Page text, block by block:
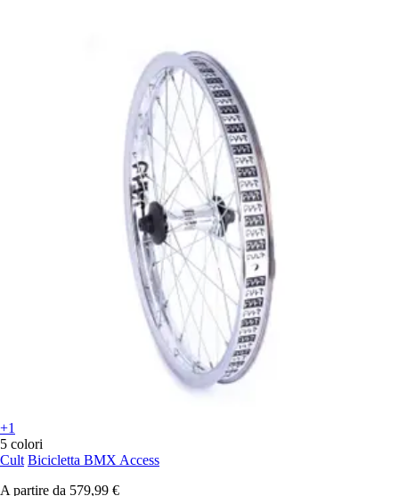
+1
5 colori
Cult Bicicletta BMX Access
A partire da 579,99 €